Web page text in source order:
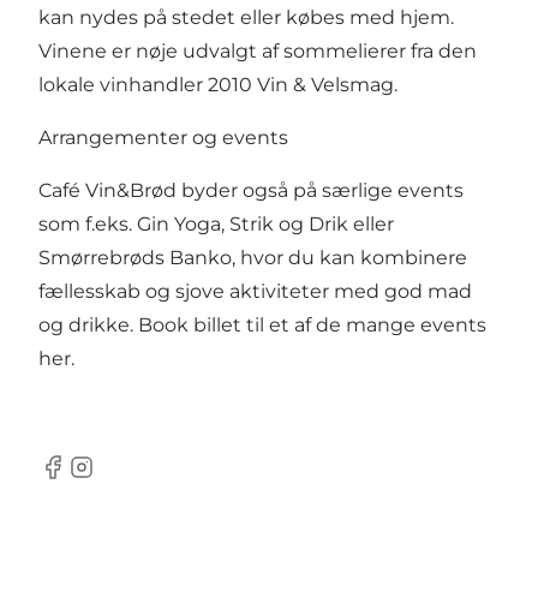
kan nydes på stedet eller købes med hjem.
Vinene er nøje udvalgt af sommelierer fra den
lokale vinhandler 2010 Vin & Velsmag.
Arrangementer og events
Café Vin&Brød byder også på særlige events
som f.eks. Gin Yoga, Strik og Drik eller
Smørrebrøds Banko, hvor du kan kombinere
fællesskab og sjove aktiviteter med god mad
og drikke. Book billet til et af de mange events
her.
Facebook
Instagram